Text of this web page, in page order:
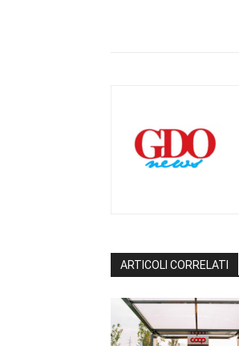
ARTICOLI CORRELATI